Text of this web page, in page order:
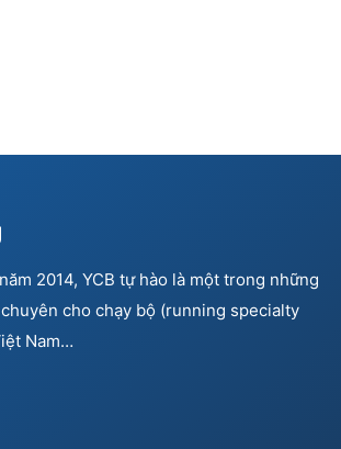
2014, YCB tự hào là một trong những
cho chạy bộ (running specialty
Nam…